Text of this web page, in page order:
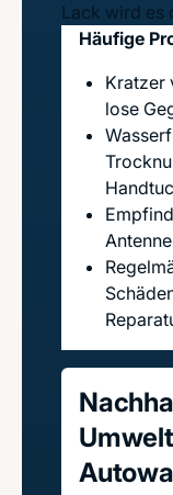
Lack wird es
Häufige
Kratzer
lose